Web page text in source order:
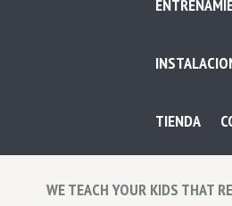
TIENDA
WE TEACH YOUR KIDS THAT